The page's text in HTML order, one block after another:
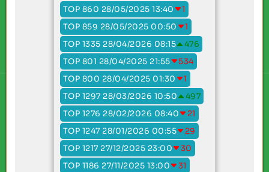
TOP 860 28/05/2025 13:40
1
TOP 859 28/05/2025 00:50
1
TOP 1335 28/04/2026 08:15
476
TOP 801 28/04/2025 21:55
534
TOP 800 28/04/2025 01:30
1
TOP 1297 28/03/2026 10:50
497
TOP 1276 28/02/2026 08:40
21
TOP 1247 28/01/2026 00:55
29
TOP 1217 27/12/2025 23:00
30
TOP 1186 27/11/2025 13:00
31